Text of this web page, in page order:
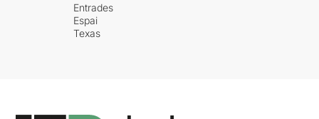
Entrades
Espai
Texas